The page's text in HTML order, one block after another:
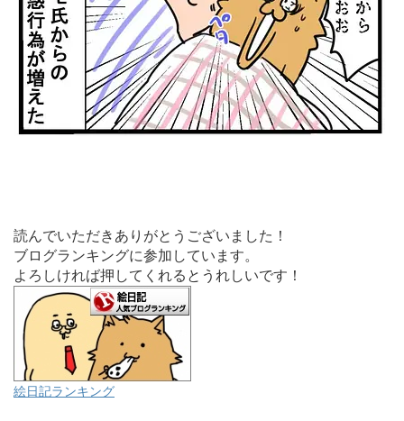
読んでいただきありがとうございました！
ブログランキングに参加しています。
よろしければ押してくれるとうれしいです！
絵日記ランキング